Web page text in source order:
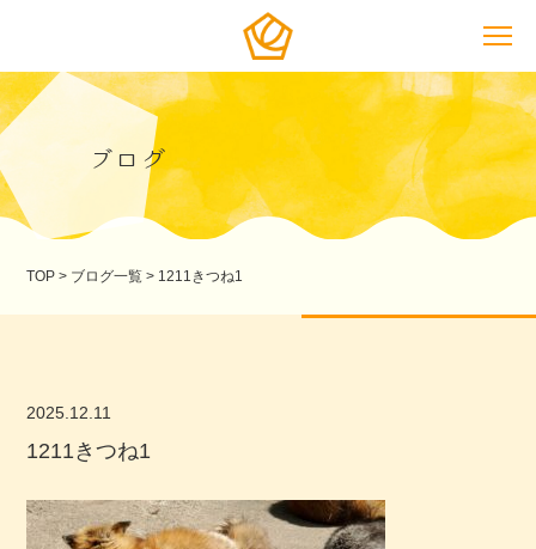
ブログ
TOP > ブログ一覧 > 1211きつね1
2025.12.11
1211きつね1